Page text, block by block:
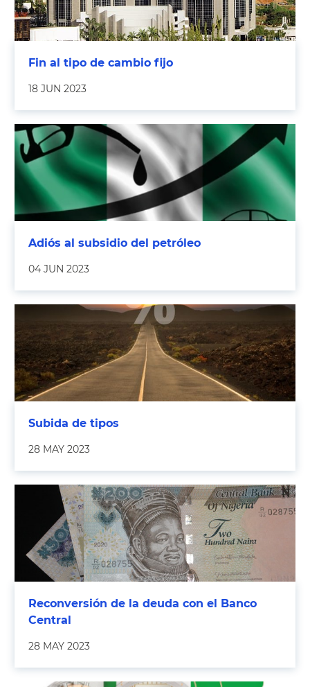
Fin al tipo de cambio fijo
18 JUN 2023
Adiós al subsidio del petróleo
04 JUN 2023
Subida de tipos
28 MAY 2023
Reconversión de la deuda con el Banco
Central
28 MAY 2023